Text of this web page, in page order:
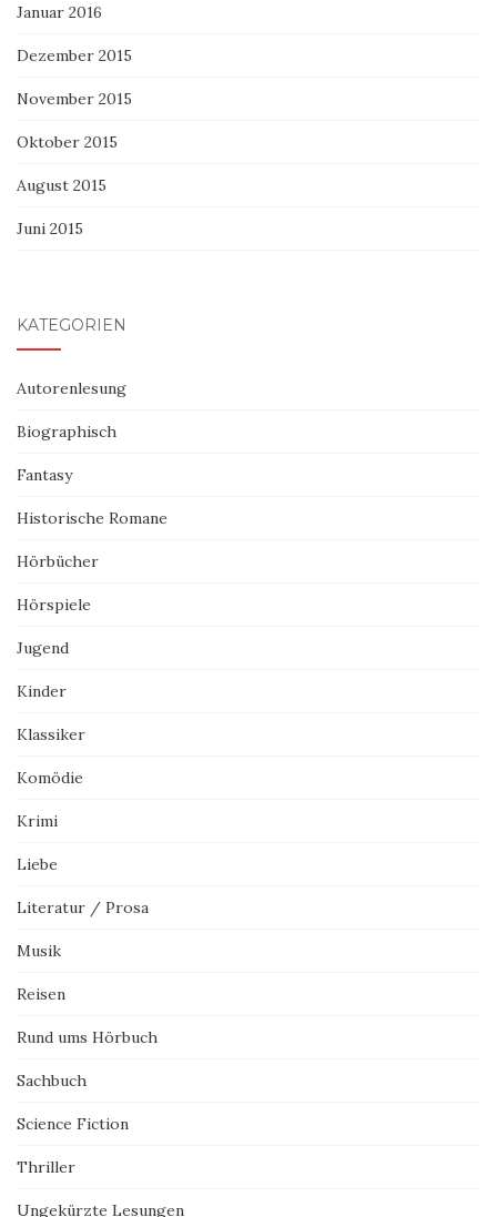
Januar 2016
Dezember 2015
November 2015
Oktober 2015
August 2015
Juni 2015
KATEGORIEN
Autorenlesung
Biographisch
Fantasy
Historische Romane
Hörbücher
Hörspiele
Jugend
Kinder
Klassiker
Komödie
Krimi
Liebe
Literatur / Prosa
Musik
Reisen
Rund ums Hörbuch
Sachbuch
Science Fiction
Thriller
Ungekürzte Lesungen